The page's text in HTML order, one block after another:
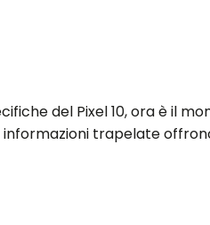
del Pixel 10, ora è il
informazioni trapelate